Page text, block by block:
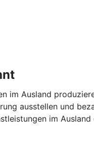
im Ausland
ausstellen und
im